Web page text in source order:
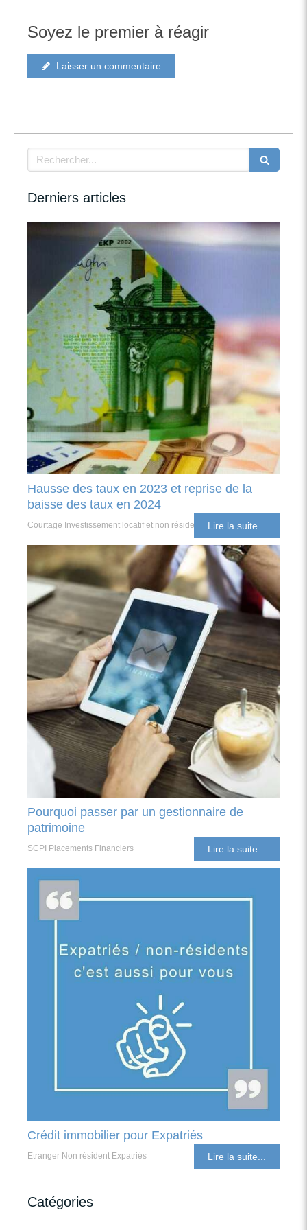
Soyez le premier à réagir
Laisser un commentaire
Rechercher
Derniers articles
Hausse des taux en 2023 et reprise de la
baisse des taux en 2024
Courtage Investissement locatif et non résident Lire la suite...
Pourquoi passer par un gestionnaire de
patrimoine
SCPI Placements Financiers Lire la suite...
Crédit immobilier pour Expatriés
Etranger Non résident Expatriés Lire la suite...
Catégories